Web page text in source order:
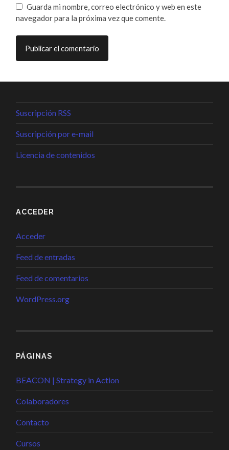
Guarda mi nombre, correo electrónico y web en este
navegador para la próxima vez que comente.
Suscripción RSS
Suscripción por e-mail
Licencia de contenidos
ACCEDER
Acceder
Feed de entradas
Feed de comentarios
WordPress.org
PÁGINAS
BEACON | Strategy in Action
Colaboradores
Contacto
Cursos